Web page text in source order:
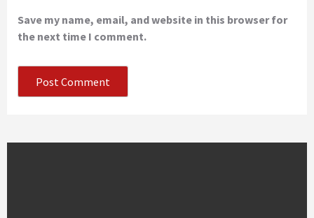
Save my name, email, and website in this browser for
the next time I comment.